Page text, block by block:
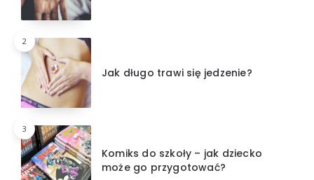
2
Jak długo trawi się jedzenie?
3
Komiks do szkoły – jak dziecko
może go przygotować?